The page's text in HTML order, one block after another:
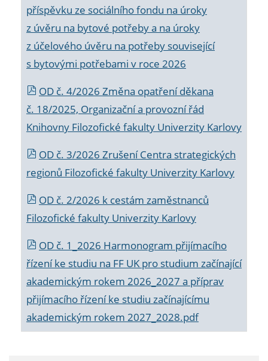
příspěvku ze sociálního fondu na úroky
z úvěru na bytové potřeby a na úroky
z účelového úvěru na potřeby související
s bytovými potřebami v roce 2026
OD č. 4/2026 Změna opatření děkana
č. 18/2025, Organizační a provozní řád
Knihovny Filozofické fakulty Univerzity Karlovy
OD č. 3/2026 Zrušení Centra strategických
regionů Filozofické fakulty Univerzity Karlovy
OD č. 2/2026 k cestám zaměstnanců
Filozofické fakulty Univerzity Karlovy
OD č. 1_2026 Harmonogram přijímacího
řízení ke studiu na FF UK pro studium začínající
akademickým rokem 2026_2027 a příprav
přijímacího řízení ke studiu začínajícímu
akademickým rokem 2027_2028.pdf